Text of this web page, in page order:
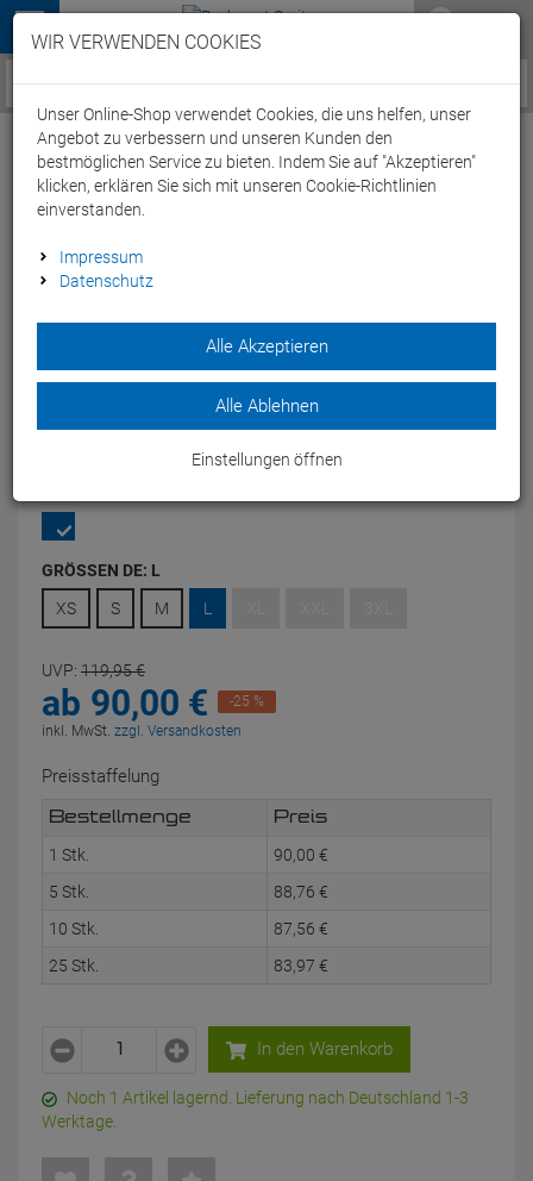
Menü
Service / Hilfe
Arena Team Line Unisex Half-Quilted
Wärmehose 004916 - L black
Herstellernummer: 004916
Die Unisex Arena Team Line Pant Wärmehose von Arena ist
GRÖSSEN DE: L
XS
S M L
UVP: 119,95€
ab 90,00 €
-25 %
inkl. MwSt. zzgl. Versandkosten
Preisstaffelung
Bestellmenge Preis
1 Stk. 90, 00 €
5 Stk.
88, 76 €
10 Stk.
87, 56 €
25 Stk.
83, 97 €
In den Warenkorb
Noch 1 Artikel lagernd. Lieferung nach Deutschland 1-3
Werktage.
WIR VERWENDEN COOKIES
Unser Online-Shop verwendet Cookies, die uns helfen, unser
Angebot zu verbessern und unseren Kunden den
bestmöglichen Service zu bieten. Indem Sie auf "Akzeptieren"
klicken, erklären Sie sich mit unseren Cookie-Richtlinien
einverstanden.
Impressum
Datenschutz
Alle Akzeptieren
Alle Ablehnen
Einstellungen öffnen